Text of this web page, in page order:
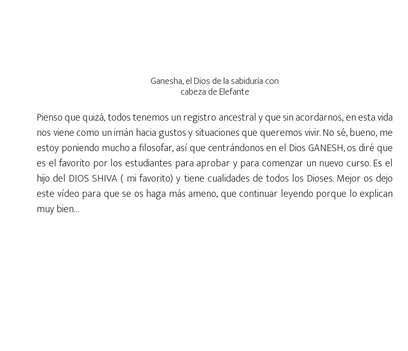
Ganesha, el Dios de la sabiduría con
cabeza de Elefante
Pienso que quizá, todos tenemos un registro ancestral y que sin acordarnos, en esta vida
nos viene como un imán hacia gustos y situaciones que queremos vivir. No sé, bueno, me
estoy poniendo mucho a filosofar, así que centrándonos en el Dios GANESH, os diré que
es el favorito por los estudiantes para aprobar y para comenzar un nuevo curso. Es el
hijo del DIOS SHIVA ( mi favorito) y tiene cualidades de todos los Dioses. Mejor os dejo
este vídeo para que se os haga más ameno, que continuar leyendo porque lo explican
muy bien…